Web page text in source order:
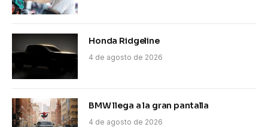
Honda Ridgeline
4 de agosto de 2026
BMW llega a la gran pantalla
4 de agosto de 2026